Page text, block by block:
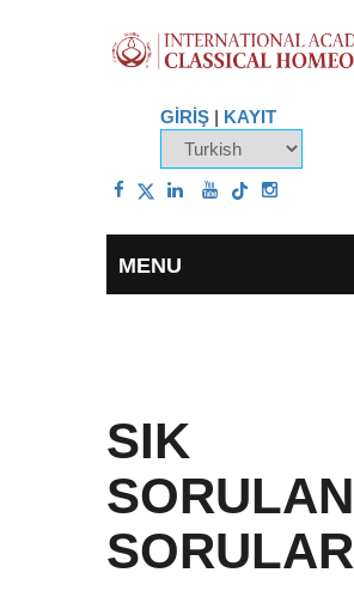
GİRİŞ | KAYIT
SIK
SORULAN
SORULAR